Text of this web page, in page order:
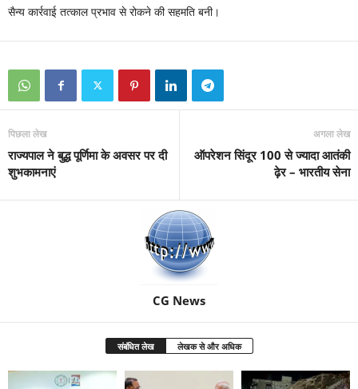
सैन्य कार्रवाई तत्काल प्रभाव से रोकने की सहमति बनी।
पिछला लेख
राज्यपाल ने बुद्ध पूर्णिमा के अवसर पर दी
शुभकामनाएं
अगला लेख
ऑपरेशन सिंदूर 100 से ज्यादा आतंकी
ढ़ेर – भारतीय सेना
CG News
संबंधित लेख लेखक से और अधिक